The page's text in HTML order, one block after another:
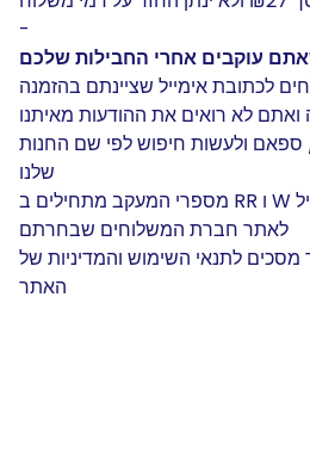
-
עוקבים אחרי החבילות שלכם
לכתובת אימייל שציינתם בהזמנה
ואתם לא רואים את ההודעות מאיתנו
ולעשות חיפוש לפי שם החנות
שלנו
מספרי המעקב מתחילים ב RR ו W ומתחת יש קישור המוביל
לאתר חברת המשלוחים שבחרתם
לתנאי השימוש והמדיניות של
האתר